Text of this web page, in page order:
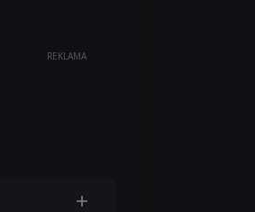
REKLAMA